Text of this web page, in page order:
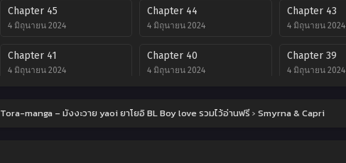
Chapter 45
4 มิถุนายน 2024
Chapter 44
4 มิถุนายน 2024
Chapter 43
4 มิถุนายน 2024
Chapter 41
4 มิถุนายน 2024
Chapter 40
4 มิถุนายน 2024
Chapter 39
4 มิถุนายน 2024
4 มิถุนายน 2024 4 มิถุนายน 2024 4 มิถุนายน 2024
Tora-manga – มังงะวาย yaoi ยาโยอิ BL Boy love รวมไว้อ่านฟรี › Smyrna & Capri